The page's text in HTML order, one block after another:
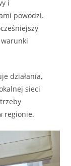
i
powodzi.
warunki
działania,
sieci
regionie.